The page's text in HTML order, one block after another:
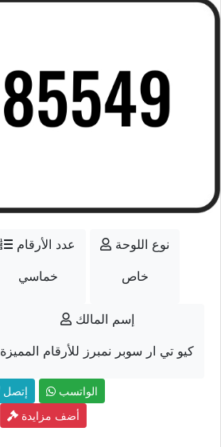
عدد الأرقام
خماسي
نوع اللوحة
خاص
إسم المالك
كيو تي ار سوبر نمبرز للأرقام المميزة
إتصل
الواتسب
أضف مزايدة